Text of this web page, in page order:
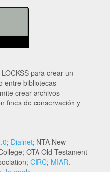
para crear un
entre bibliotecas
crear archivos
fines de conservación y
; Dialnet; NTA New
OTA Old Testament
CIRC; MIAR.